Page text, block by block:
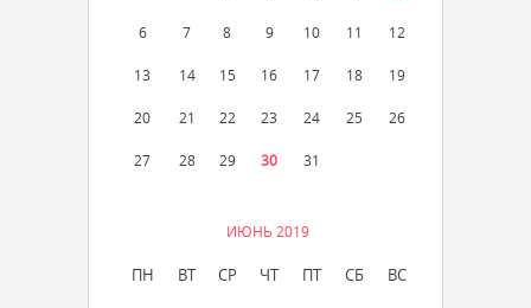
6 7 8 9 10 11 12
13 14 15 16 17 18 19
20 21 22 23 24 25 26
27 28 29 30 31
ИЮНЬ 2019
ПН ВТ СР ЧТ ПТ СБ ВС